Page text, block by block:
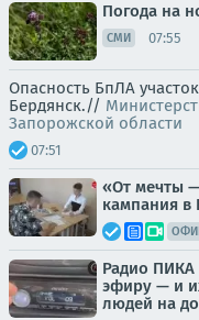
Погода на
СМИ 07:55
Опасность БпЛА
Бердянск.//
Запорожской области
07:51
«От мечты
кампания в
Радио ПИКА
эфиру — и
людей на